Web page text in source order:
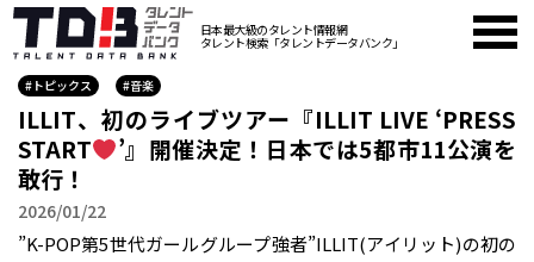
日本最大級のタレント情報網
タレント検索「タレントデータバンク」
#トピックス #音楽
ILLIT、初のライブツアー『ILLIT LIVE ‘PRESS
START︎︎︎
’』開催決定！日本では5都市11公演を
敢行！
2026/01/22
”K-POP第5世代ガールグループ強者”ILLIT(アイリット)の初の